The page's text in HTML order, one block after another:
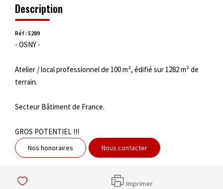
Description
Réf : 5289
- OSNY -
Atelier / local professionnel de 100 m², édifié sur 1282 m² de
terrain.
Secteur Bâtiment de France.
GROS POTENTIEL !!!
Nos honoraires Nous contacter
Imprimer